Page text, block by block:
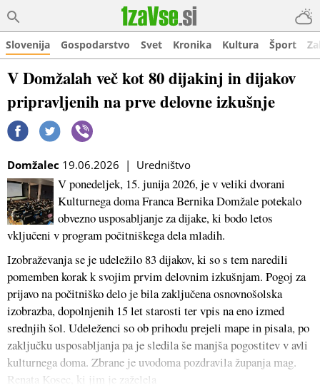
Slovenija Gospodarstvo Svet Kronika Kultura Šport
V Domžalah več kot 80 dijakinj in dijakov
pripravljenih na prve delovne izkušnje
Domžalec 19.06.2026 | Uredništvo
V ponedeljek, 15. junija 2026, je v veliki dvorani
Kulturnega doma Franca Bernika Domžale potekalo
obvezno usposabljanje za dijake, ki bodo letos
vključeni v program počitniškega dela mladih.
Izobraževanja se je udeležilo 83 dijakov, ki so s tem naredili
pomemben korak k svojim prvim delovnim izkušnjam. Pogoj za
prijavo na počitniško delo je bila zaključena osnovnošolska
izobrazba, dopolnjenih 15 let starosti ter vpis na eno izmed
srednjih šol. Udeleženci so ob prihodu prejeli mape in pisala, po
zaključku usposabljanja pa je sledila še manjša pogostitev v avli
kulturnega doma. Zbrane je uvodoma pozdravila županja mag.
Renata Kosec, ki jim je zaželela